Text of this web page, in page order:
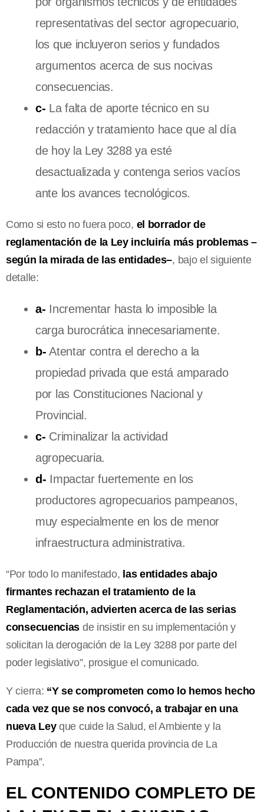
representativas del sector agropecuario,
los que incluyeron serios y fundados
argumentos acerca de sus nocivas
consecuencias.
c- La falta de aporte técnico en su
redacción y tratamiento hace que al día
de hoy la Ley 3288 ya esté
desactualizada y contenga serios vacíos
ante los avances tecnológicos.
Como si esto no fuera poco, el borrador de
reglamentación de la Ley incluiría más problemas –
según la mirada de las entidades–, bajo el siguiente
detalle:
a- Incrementar hasta lo imposible la
carga burocrática innecesariamente.
b- Atentar contra el derecho a la
propiedad privada que está amparado
por las Constituciones Nacional y
Provincial.
c- Criminalizar la actividad
agropecuaria.
d- Impactar fuertemente en los
productores agropecuarios pampeanos,
muy especialmente en los de menor
infraestructura administrativa.
“Por todo lo manifestado, las entidades abajo
firmantes rechazan el tratamiento de la
Reglamentación, advierten acerca de las serias
consecuencias de insistir en su implementación y
solicitan la derogación de la Ley 3288 por parte del
poder legislativo”, prosigue el comunicado.
Y cierra: “Y se comprometen como lo hemos hecho
cada vez que se nos convocó, a trabajar en una
nueva Leyque cuide la Salud, el Ambiente y la
Producción de nuestra querida provincia de La
Pampa”.
EL CONTENIDO COMPLETO DE